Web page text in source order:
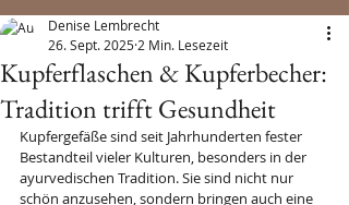
Kupferflaschen & Kupferbecher:
Tradition trifft Gesundheit
Denise Lembrecht
26. Sept. 2025 2 Min. Lesezeit
Kupfergefäße sind seit Jahrhunderten fester
Bestandteil vieler Kulturen, besonders in der
ayurvedischen Tradition. Sie sind nicht nur
schön anzusehen, sondern bringen auch eine